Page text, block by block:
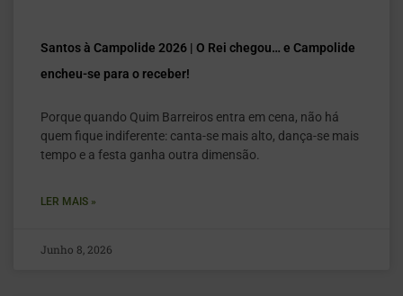
Santos à Campolide 2026 | O Rei chegou… e Campolide
encheu-se para o receber!
Porque quando Quim Barreiros entra em cena, não há
quem fique indiferente: canta-se mais alto, dança-se mais
tempo e a festa ganha outra dimensão.
LER MAIS »
Junho 8, 2026